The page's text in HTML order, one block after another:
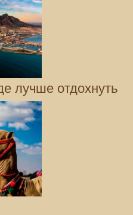
лучше отдохнуть